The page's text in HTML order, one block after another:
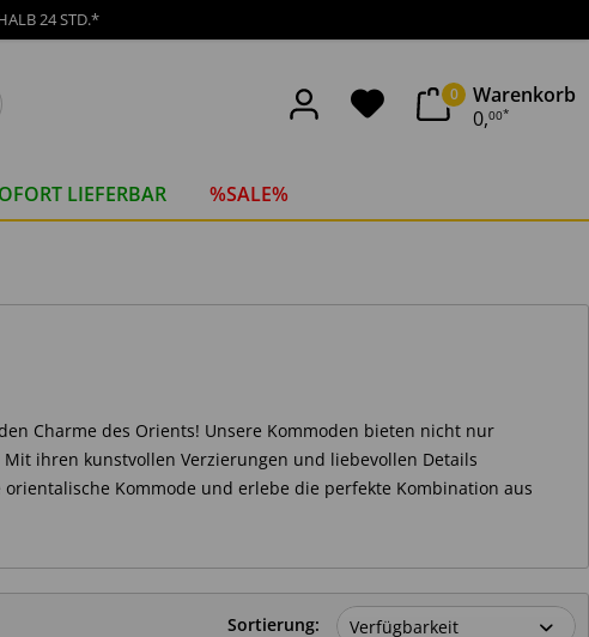
24 STD.*
0
Warenkorb
0,00*
LIEFERBAR %SALE%
Charme des Orients! Unsere Kommoden bieten nicht nur
ihren kunstvollen Verzierungen und liebevollen Details
Kommode und erlebe die perfekte Kombination aus
Sortierung: